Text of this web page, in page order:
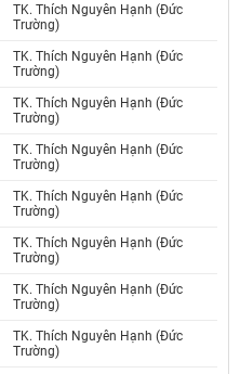
TK. Thích Nguyên Hạnh (Đức
Trường)
TK. Thích Nguyên Hạnh (Đức
Trường)
TK. Thích Nguyên Hạnh (Đức
Trường)
TK. Thích Nguyên Hạnh (Đức
Trường)
TK. Thích Nguyên Hạnh (Đức
Trường)
TK. Thích Nguyên Hạnh (Đức
Trường)
TK. Thích Nguyên Hạnh (Đức
Trường)
TK. Thích Nguyên Hạnh (Đức
Trường)